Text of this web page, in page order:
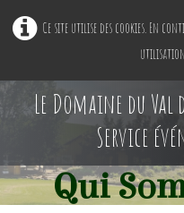
Ce site utilise des cookies. En
utilisation
Le Domaine du Val
Service
AccueilQui